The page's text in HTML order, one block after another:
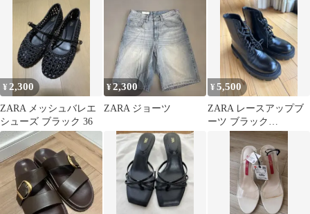
¥2,300
ZARA メッシュバレエ
シューズ ブラック 36
¥2,300
ZARA ジョーツ
¥5,500
ZARA レースアップブ
ーツ ブラック
42（27.0）未使用